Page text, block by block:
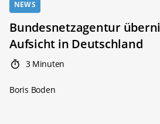
NEWS
Bundesnetzagentur
Aufsicht in Deutschland
3 Minuten
Boris Boden